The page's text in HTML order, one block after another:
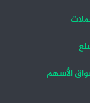
الأسهم